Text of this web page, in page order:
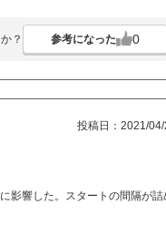
？ 参考になった 0
投稿日：2021/
影響した。スタートの間隔が詰